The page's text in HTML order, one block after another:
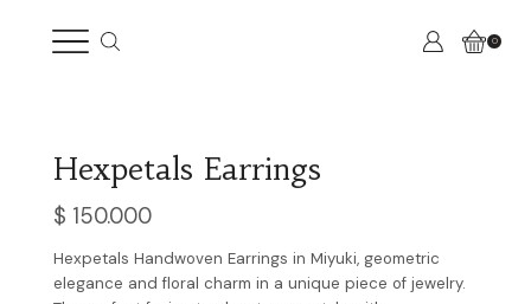
0
Hexpetals Earrings
$ 150.000
Hexpetals Handwoven Earrings in Miyuki, geometric
elegance and floral charm in a unique piece of jewelry.